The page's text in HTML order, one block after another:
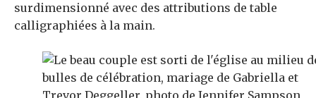
surdimensionné avec des attributions de table
calligraphiées à la main.